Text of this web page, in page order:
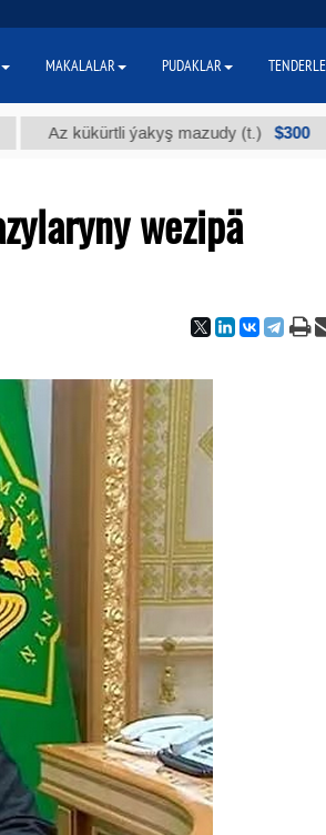
kükürtli ýakyş mazudy (t.) $300 "А"
wezipä
MAKALALAR PUDAKLAR